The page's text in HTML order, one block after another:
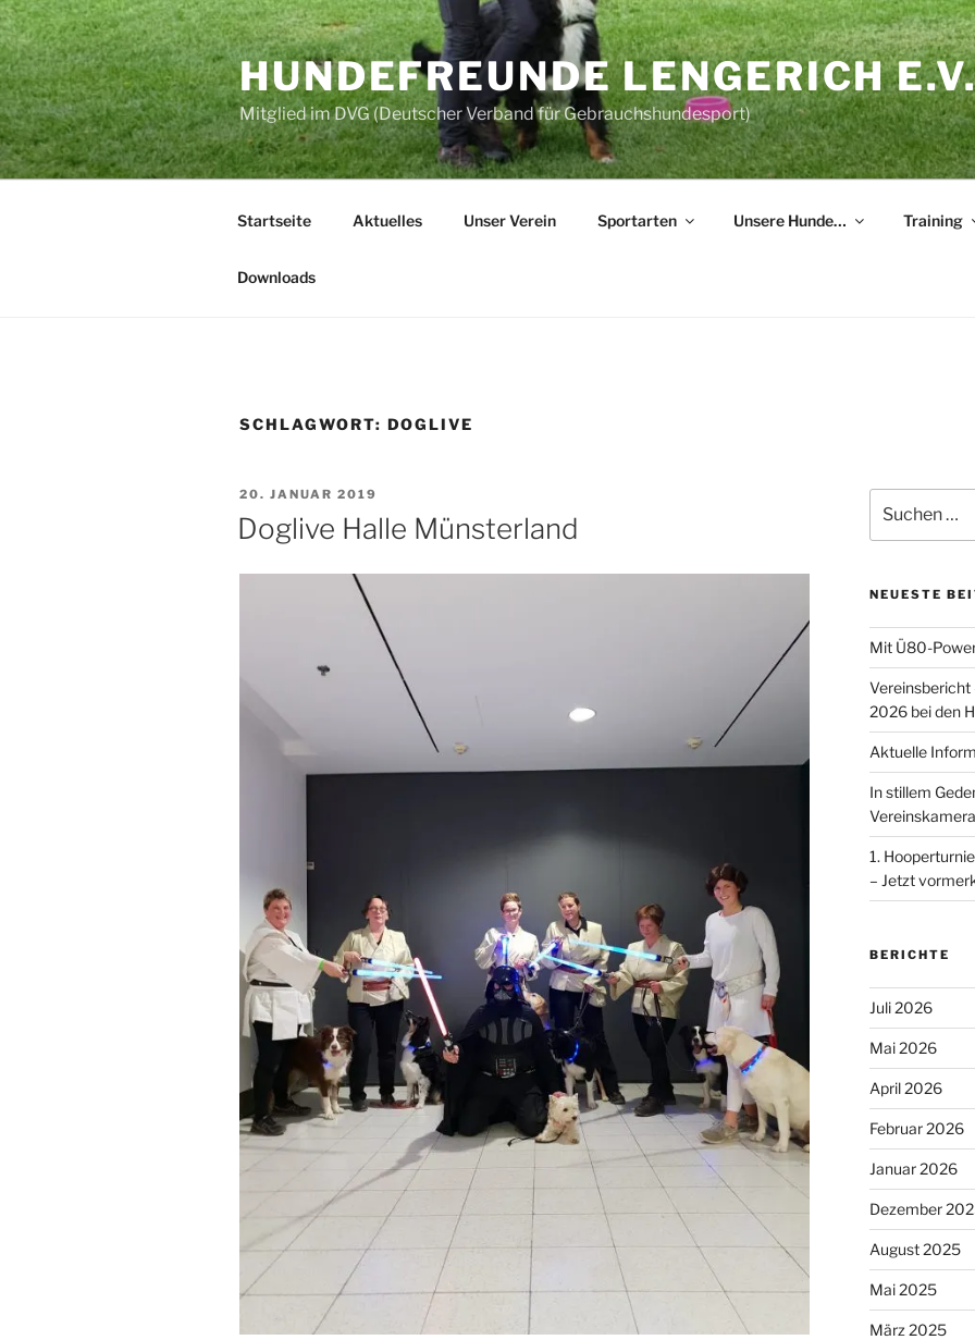
Zum
Inhalt
springen
HUNDEFREUNDE LENGERICH
Mitglied im DVG (Deutscher Verband für Gebrauchshundesport)
Startseite Aktuelles Unser Verein Sportarten Unsere Hunde… Training
Downloads
SCHLAGWORT: DOGLIVE
VERÖFFENTLICHT
AM
20. JANUAR 2019
Doglive Halle Münsterland
nach:
NEUESTE
Mit Ü80-
Vereinsbericht
2026 bei den
Aktuelle
In stillem
1.
– Jetzt
BERICHTE
Juli 2026
Mai 2026
April 2026
Februar 2026
Januar 2026
Dezember
August 2025
Mai 2025
März 2025